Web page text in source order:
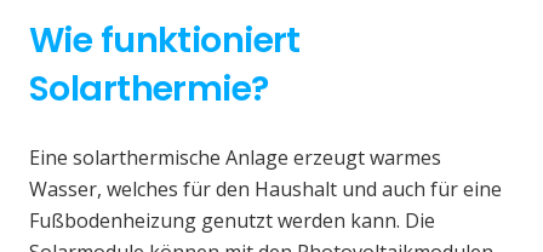
Wie funktioniert
Solarthermie?
Eine solarthermische Anlage erzeugt warmes
Wasser, welches für den Haushalt und auch für eine
Fußbodenheizung genutzt werden kann. Die